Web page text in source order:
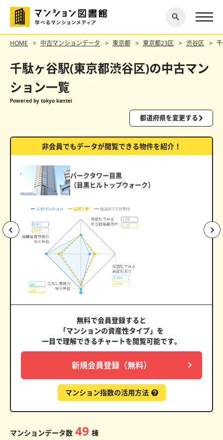
探す
閉じ
る
HOME 中古マンションデータ 東京都 東京都23区 渋谷区
千駄ヶ谷駅(東京都渋谷区)の中古マン
ション一覧
Powered by tokyo kantei
都道府県を変更する
非会員でもデータが閲覧できる物件を紹介！
パークタワー目黒
（目黒ヒルトップウォーク）
無料で会員登録すると
「マンションの資産性タイプ」を
一目で理解できるチャートを閲覧可能です。
新規会員登録（無料）
マンション指数の活用方法
マンションデータ数 49 棟